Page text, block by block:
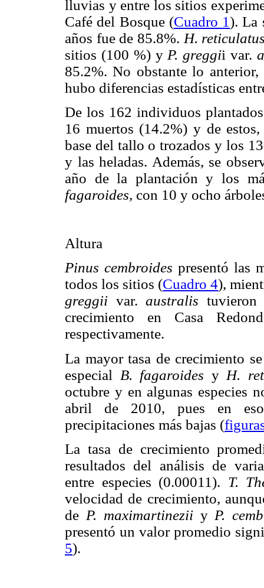
lluvias y entre los sitios
Café del Bosque (Cuadro 1). La
años fue de 85.8%. H.
sitios (100 %) y P. greggii var.
85.2%. No obstante lo
hubo diferencias estadísticas
De los 162 individuos
16 muertos (14.2%) y de
base del tallo o trozados y los
y las heladas. Además, se
año de la plantación y los
fagaroides, con 10 y ocho
Altura
Pinus cembroides presentó las
todos los sitios (Cuadro 4),
greggii var.australis tuvieron
crecimiento en Casa
respectivamente.
La mayor tasa de crecimiento
especial B. fagaroides y H.
octubre y en algunas especies
abril de 2010, pues en
precipitaciones más bajas (
La tasa de crecimiento
resultados del análisis de
entre especies (0.00011). T.
velocidad de crecimiento,
de P. maximartineziiy P.
presentó un valor promedio
5).